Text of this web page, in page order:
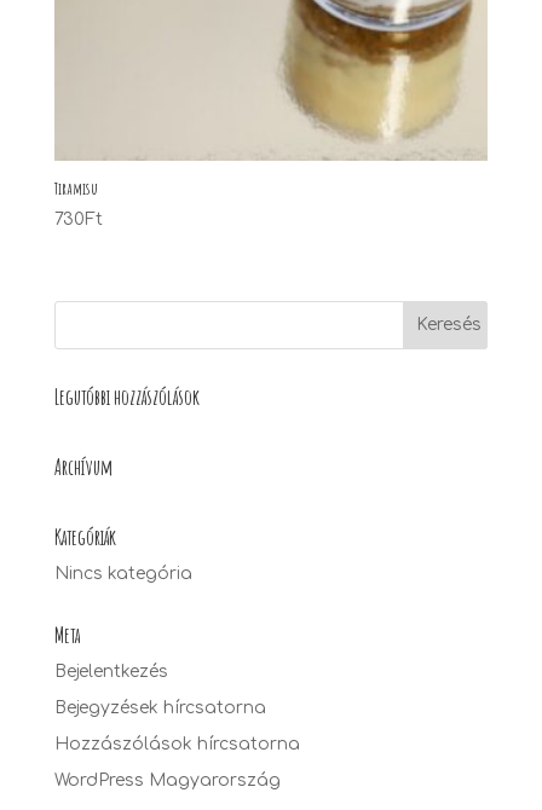
Tiramisu
730Ft
Legutóbbi hozzászólások
Archívum
Kategóriák
Nincs kategória
Meta
Bejelentkezés
Bejegyzések hírcsatorna
Hozzászólások hírcsatorna
WordPress Magyarország